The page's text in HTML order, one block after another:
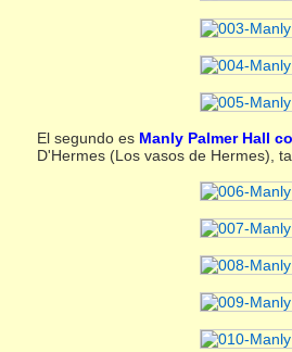
El segundo es Manly Palmer Hall
D'Hermes (Los vasos de Hermes),